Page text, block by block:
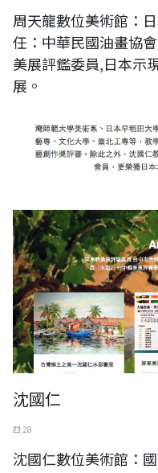
周天龍數位美術館：
任：中華民國油畫協
美展評鑑委員,日本示
展。
沈國仁
四 28
沈國仁數位美術館：